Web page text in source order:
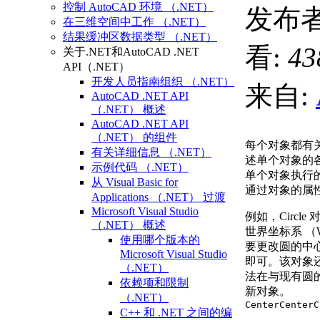
控制 AutoCAD 环境 （.NET）
在三维空间中工作 （.NET）
结果缓冲区数据类型 （.NET）
关于.NET和AutoCAD .NET
API（.NET）
开发人员指南组织 （.NET）
AutoCAD .NET API
（.NET） 概述
AutoCAD .NET API
（.NET） 的组件
有关详细信息 （.NET）
示例代码 （.NET）
从 Visual Basic for
Applications （.NET） 过渡
Microsoft Visual Studio
（.NET） 概述
使用哪个版本的
Microsoft Visual Studio
（.NET）
依赖项和限制
（.NET）
C++ 和 .NET 之间的编
发布
看:
来自:
每个对象都有
述单个对象的
单个对象执行
通过对象的属
例如，Circle
世界坐标系 （
要更改圆的中
即可。该对象
法在与现有圆
新对象。
CenterCenter